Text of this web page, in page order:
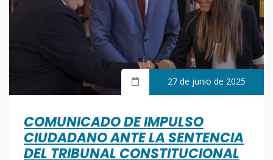
27 de junio de 2025
COMUNICADO DE IMPULSO
CIUDADANO ANTE LA SENTENCIA
DEL TRIBUNAL CONSTITUCIONAL